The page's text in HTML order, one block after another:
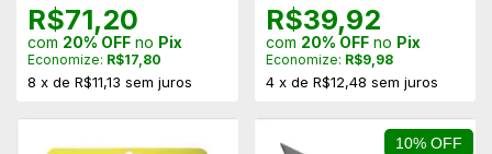
R$71,20
com 20% OFF no Pix
Economize: R$17,80
8 x de R$11,13 sem juros
R$39,92
com 20% OFFno Pix
Economize: R$9,98
4 x de R$12,48 sem juros
10% OFF